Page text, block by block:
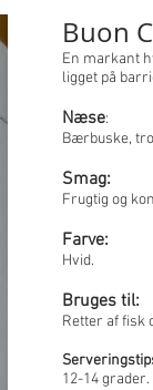
Buon
En markant
ligget på
Næse:
Bærbuske,
Smag:
Frugtig og
Farve:
Hvid.
Bruges til:
Retter af fisk
12-14 grader.